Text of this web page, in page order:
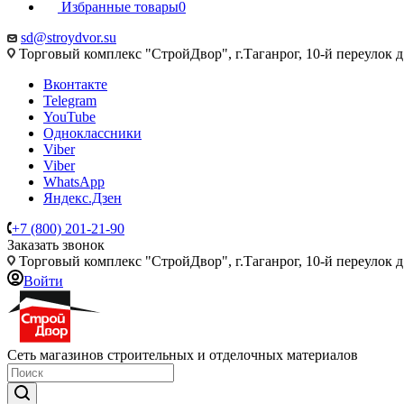
Избранные товары0
sd@stroydvor.su
Торговый комплекс "СтройДвор", г.Таганрог, 10-й переулок
Вконтакте
Telegram
YouTube
Одноклассники
Viber
Viber
WhatsApp
Яндекс.Дзен
+7 (800) 201-21-90
Заказать звонок
Торговый комплекс "СтройДвор", г.Таганрог, 10-й переулок
Войти
Сеть магазинов строительных и отделочных материалов